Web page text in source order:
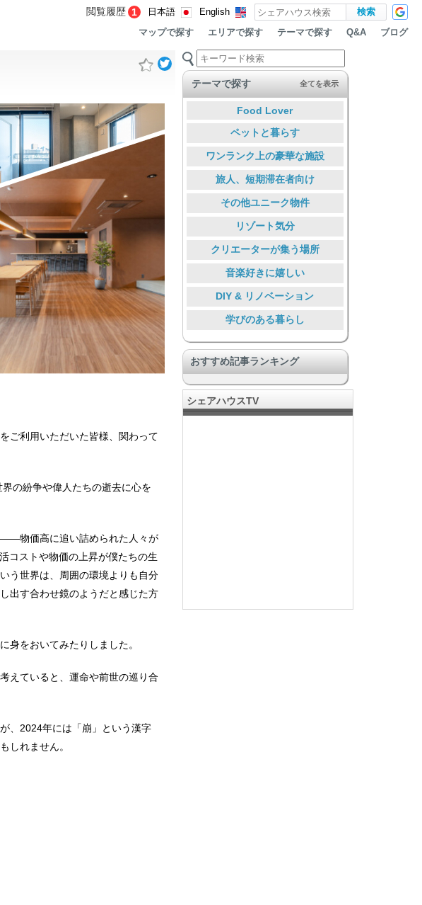
閲覧履歴 1 日本語 English
マップで探す エリアで探す テーマで探す Q&A ブログ
ご利用いただいた皆様、関わって
の紛争や偉人たちの逝去に心を
——物価高に追い詰められた人々が
コストや物価の上昇が僕たちの生
う世界は、周囲の環境よりも自分
出す合わせ鏡のようだと感じた方
身をおいてみたりしました。
えていると、運命や前世の巡り合
、2024年には「崩」という漢字
しれません。
テーマで探す 全てを表示
Food Lover
ペットと暮らす
ワンランク上の豪華な施設
旅人、短期滞在者向け
その他ユニーク物件
リゾート気分
クリエーターが集う場所
音楽好きに嬉しい
DIY & リノベーション
学びのある暮らし
大勢で暮らす大型物件
暮らしを通して助け合う
プライバシー充実
おすすめ記事ランキング
シェアハウスTV